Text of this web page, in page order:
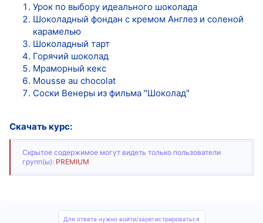
Урок по выбору идеального шоколада
Шоколадный фондан с кремом Англез и соленой
карамелью
Шоколадный тарт
Горячий шоколад
Мраморный кекс
Mousse au chocolat
Соски Венеры из фильма "Шоколад"
Скачать курс:
Скрытое содержимое могут видеть только пользователи
групп(ы): PREMIUM
Для ответа нужно войти/зарегистрироваться